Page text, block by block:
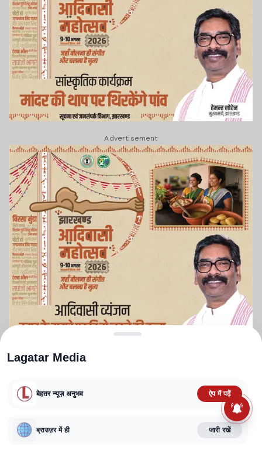
Advertisement
TERMS AND CONDITIONS
CORRECTIONS POLICY
FACT CHECKING POLICY
Lagatar Media
बेहतर न्यूज़ अनुभव ऐप में पढ़ें
ब्राउज़र में ही जारी रखें